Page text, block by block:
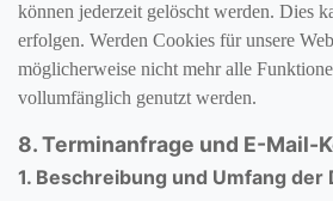
können jederzeit gelöscht werden. Dies
erfolgen. Werden Cookies für unsere
möglicherweise nicht mehr alle
vollumfänglich genutzt werden.
8. Terminanfrage und E-Mail-
1. Beschreibung und Umfang